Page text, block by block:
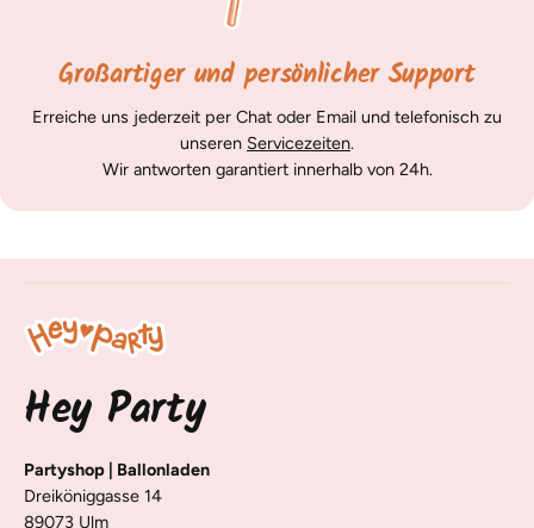
Großartiger und persönlicher Support
Erreiche uns jederzeit per Chat oder Email und telefonisch zu
unseren Servicezeiten.
Wir antworten garantiert innerhalb von 24h.
Hey Party
Partyshop | Ballonladen
Dreiköniggasse 14
89073 Ulm